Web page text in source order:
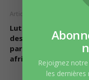
Article précédent
Lutte contre la
des océans: Le Togo
parmi les 20 pays
africains pionniers
Rejoignez
les